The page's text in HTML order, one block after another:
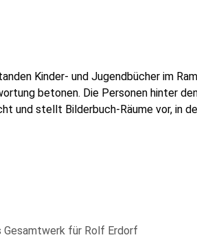
Kinder- und Jugendbücher im
betonen. Die Personen hinter
und stellt Bilderbuch-Räume vor, in
Gesamtwerk für Rolf Erdorf